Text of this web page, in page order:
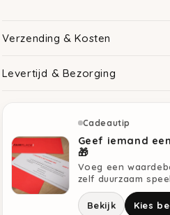
Verzending & Kosten
Levertijd & Bezorging
Cadeautip
Geef iemand
🎁
Voeg een
zelf duurzaam
Bekijk Kies